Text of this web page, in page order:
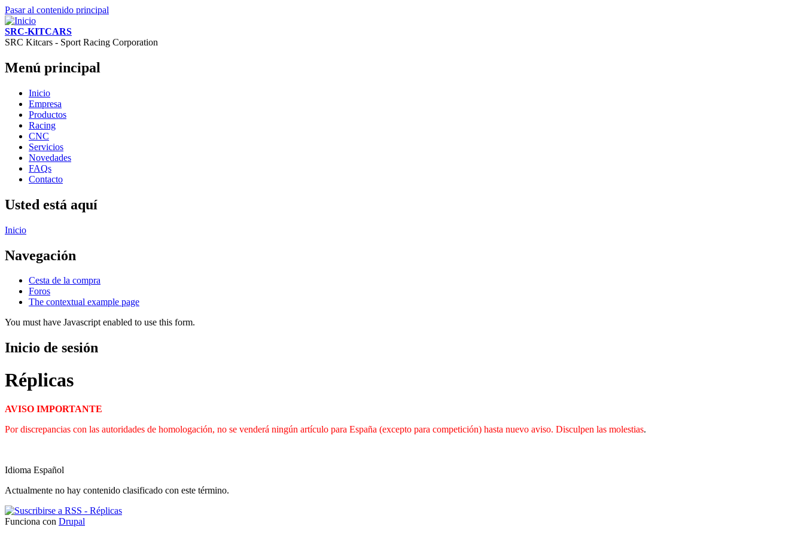
Pasar al contenido principal
SRC-KITCARS
SRC Kitcars - Sport Racing Corporation
Menú principal
Inicio
Empresa
Productos
Racing
CNC
Servicios
Novedades
FAQs
Contacto
Usted está aquí
Inicio
Navegación
Cesta de la compra
Foros
The contextual example page
You must have Javascript enabled to use this form.
Inicio de sesión
Réplicas
AVISO IMPORTANTE
Por discrepancias con las autoridades de homologación, no se venderá ningún artículo para España (excepto para competición) hasta nuevo aviso. Disculpen las molestias.
Idioma Español
Actualmente no hay contenido clasificado con este término.
Funciona con Drupal